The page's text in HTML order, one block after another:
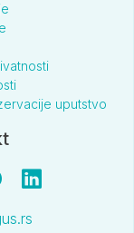
uputstvo